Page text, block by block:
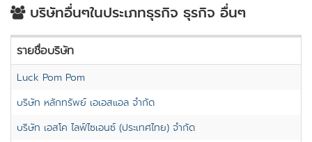
บริษัทอื่นๆในประเภทธุรกิจ ธุรกิจ อื่นๆ
รายชื่อบริษัท
Luck Pom Pom
บริษัท หลักทรัพย์ เอเอสแอล จำกัด
บริษัท เอสโค ไลฟ์ไซเอนซ์ (ประเทศไทย) จำกัด